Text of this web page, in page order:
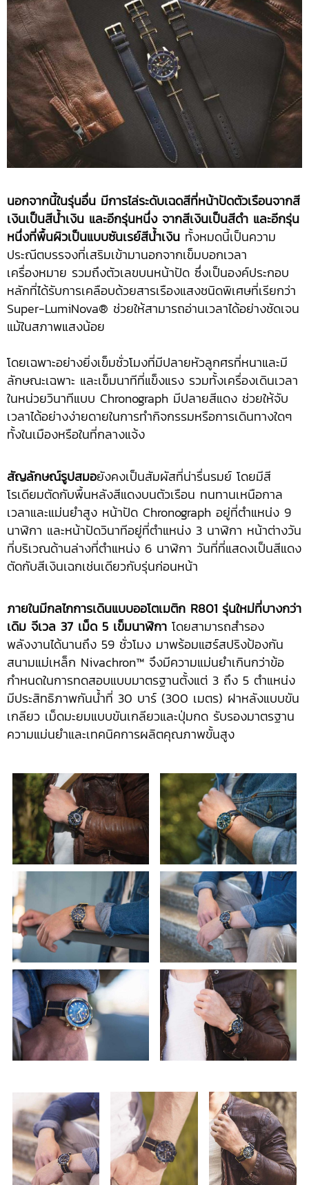
นอกจากนี้ในรุ่นอื่น มีการไล่ระดับเฉดสีที่หน้าปัดตัวเรือนจากสี
เงินเป็นสีน้ำเงิน และอีกรุ่นหนึ่ง จากสีเงินเป็นสีดำ และอีกรุ่น
หนึ่งที่พื้นผิวเป็นแบบซันเรย์สีน้ำเงิน ทั้งหมดนี้เป็นความ
ประณีตบรรจงที่เสริมเข้ามานอกจากเข็มบอกเวลา
เครื่องหมาย รวมถึงตัวเลขบนหน้าปัด ซึ่งเป็นองค์ประกอบ
หลักที่ได้รับการเคลือบด้วยสารเรืองแสงชนิดพิเศษที่เรียกว่า
Super-LumiNova® ช่วยให้สามารถอ่านเวลาได้อย่างชัดเจน
แม้ในสภาพแสงน้อย
โดยเฉพาะอย่างยิ่งเข็มชั่วโมงที่มีปลายหัวลูกศรที่หนาและมี
ลักษณะเฉพาะ และเข็มนาทีที่แข็งแรง รวมทั้งเครื่องเดินเวลา
ในหน่วยวินาทีแบบ Chronograph มีปลายสีแดง ช่วยให้จับ
เวลาได้อย่างง่ายดายในการทำกิจกรรมหรือการเดินทางใดๆ
ทั้งในเมืองหรือในที่กลางแจ้ง
สัญลักษณ์รูปสมอยังคงเป็นสัมผัสที่น่ารื่นรมย์ โดยมีสี
โรเดียมตัดกับพื้นหลังสีแดงบนตัวเรือน ทนทานเหนือกาล
เวลาและแม่นยำสูง หน้าปัด Chronograph อยู่ที่ตำแหน่ง 9
นาฬิกา และหน้าปัดวินาทีอยู่ที่ตำแหน่ง 3 นาฬิกา หน้าต่างวัน
ที่บริเวณด้านล่างที่ตำแหน่ง 6 นาฬิกา วันที่ที่แสดงเป็นสีแดง
ตัดกับสีเงินเฉกเช่นเดียวกับรุ่นก่อนหน้า
ภายในมีกลไกการเดินแบบออโตเมติก R801 รุ่นใหม่ที่บางกว่า
เดิม จีเวล 37 เม็ด 5 เข็มนาฬิกา โดยสามารถสำรอง
พลังงานได้นานถึง 59 ชั่วโมง มาพร้อมแฮร์สปริงป้องกัน
สนามแม่เหล็ก Nivachron™ จึงมีความแม่นยำเกินกว่าข้อ
กำหนดในการทดสอบแบบมาตรฐานตั้งแต่ 3 ถึง 5 ตำแหน่ง
มีประสิทธิภาพกันน้ำที่ 30 บาร์ (300 เมตร) ฝาหลังแบบขัน
เกลียว เม็ดมะยมแบบขันเกลียวและปุ่มกด รับรองมาตรฐาน
ความแม่นยำและเทคนิคการผลิตคุณภาพขั้นสูง